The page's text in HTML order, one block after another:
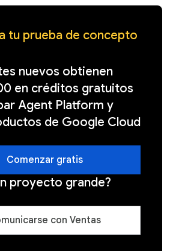
tu prueba de concepto
nuevos obtienen
en créditos gratuitos
Agent Platform y
de Google Cloud
Comenzar gratis
proyecto grande?
con Ventas